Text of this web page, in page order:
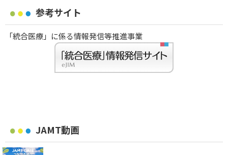
参考サイト
「統合医療」に係る情報発信等推進事業
JAMT動画